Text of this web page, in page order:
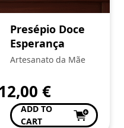
Presépio Doce
Esperança
Artesanato da Mãe
€
ADD TO
CART